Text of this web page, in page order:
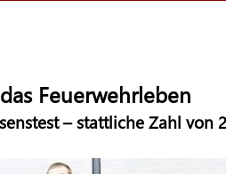
Feuerwehrleben
– stattliche Zahl von